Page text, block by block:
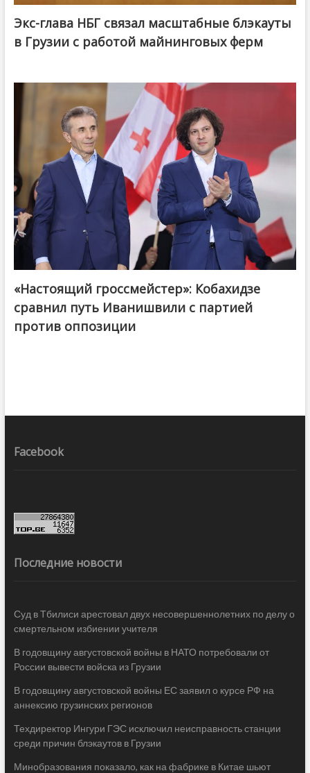
Экс-глава НБГ связал масштабные блэкауты
в Грузии с работой майнинговых ферм
@ქართული ოცნება / Georgian Dream
«Настоящий гроссмейстер»: Кобахидзе
сравнил путь Иванишвили с партией
против оппозиции
Facebook
Последние новости
Суд в Тбилиси арестовал двух несовершеннолетних по делу о
смертельном избиении учителя
В годовщину августовской войны в НАТО потребовали от
России вывести войска из Грузии
В годовщину августовской войны ЕС заявил о курсе РФ на
аннексию грузинских регионов
Техдиректор Ингури ГЭС исключил неисправность станции
среди причин блэкаутов в Грузии
Минобразования показало, как на фабрике в Китае шьют